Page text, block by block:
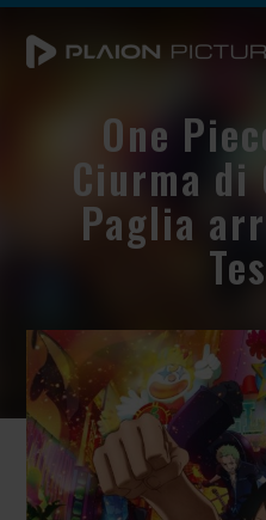
One
Ciurma di
Paglia